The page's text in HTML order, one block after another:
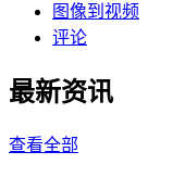
图像到视频
评论
最新资讯
查看全部